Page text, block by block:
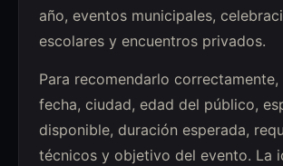
año, eventos municipales,
escolares y encuentros privados.
Para recomendarlo correctamente,
fecha, ciudad, edad del público,
disponible, duración esperada,
técnicos y objetivo del evento. La